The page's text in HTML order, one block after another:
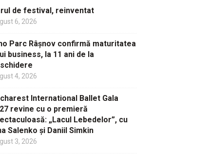
de festival, reinventat
6, 2026
Parc Râșnov confirmă maturitatea
business, la 11 ani de la
4, 2026
International Ballet Gala
revine cu o premieră
„Lacul Lebedelor”, cu
Salenko și Daniil Simkin
3, 2026